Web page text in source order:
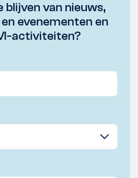
blijven van nieuws,
evenementen en
activiteiten?